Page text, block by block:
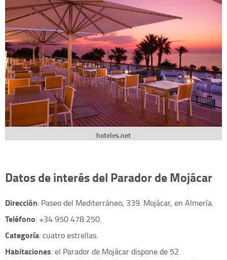
hoteles.net
Datos de interés del Parador de Mojácar
Dirección: Paseo del Mediterráneo, 339. Mojácar, en Almería.
Teléfono: +34 950 478 250.
Categoría: cuatro estrellas.
Habitaciones: el Parador de Mojácar dispone de 52